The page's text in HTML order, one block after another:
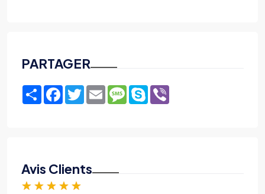
PARTAGER
ShareFacebook
TwitterEmailMessage
Skype
Avis Clients
★ ★ ★ ★ ★